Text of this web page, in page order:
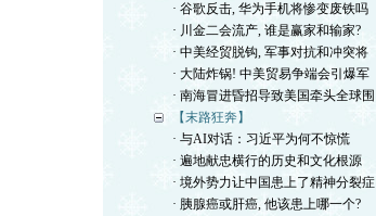
· 谷歌反击, 华为手机将惨变废铁吗
· 川金二会流产, 谁是赢家和输家?
· 中美经贸脱钩, 军事对抗和冲突将
· 大陆炸锅! 中美贸易争端会引爆军
· 南海冒进昏招导致美国牵头全球围
【末路狂奔】
· 与AI对话：习近平为何不惊慌
· 遍地献忠横行的历史和文化根源
· 境外势力让中国患上了精神分裂症
· 胰腺癌或肝癌, 他该患上哪一个?